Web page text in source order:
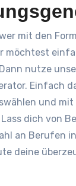
mit den
möchtest
nutze
Einfach
und mit
dich von
an Berufen
deine